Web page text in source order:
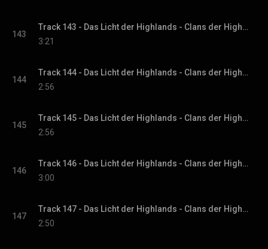
143
Track 143 - Das Licht der Highlands - Clans der Highlands-Reihe, Band 1
3:21
144
Track 144 - Das Licht der Highlands - Clans der Highlands-Reihe, Band 1
2:56
145
Track 145 - Das Licht der Highlands - Clans der Highlands-Reihe, Band 1
2:56
146
Track 146 - Das Licht der Highlands - Clans der Highlands-Reihe, Band 1
3:00
147
Track 147 - Das Licht der Highlands - Clans der Highlands-Reihe, Band 1
2:50